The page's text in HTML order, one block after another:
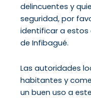
delincuentes y
seguridad, por
identificar a estos
de Infibagué.
Las autoridades
habitantes y
un buen uso a